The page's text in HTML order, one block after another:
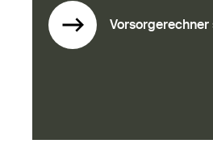
Vorsorgerechner